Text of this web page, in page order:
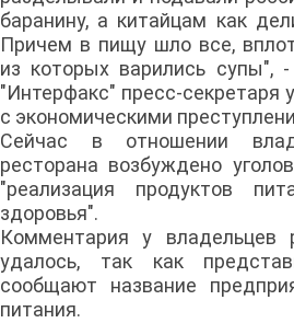
баранину, а китайцам как
Причем в пищу шло все,
из которых варились супы", -
"Интерфакс" пресс-секретаря
с экономическими
Сейчас в отношении
ресторана возбуждено
"реализация продуктов
здоровья".
Комментария у владельцев
удалось, так как
сообщают название
питания.